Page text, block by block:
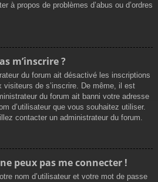
à propos de problèmes d’abus ou d’ordres
m’inscrire ?
du forum ait désactivé les inscriptions
visiteurs de s’inscrire. De même, il est
du forum ait banni votre adresse
d’utilisateur que vous souhaitez utiliser.
contacter un administrateur du forum.
peux pas me connecter !
nom d’utilisateur et votre mot de passe